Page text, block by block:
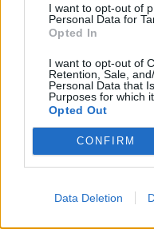
I want to opt-out of
Personal Data for
Opted In
I want to opt-out of
Retention, Sale,
Personal Data that
Purposes for which
Opted Out
CONFIRM
Data Deletion
Ramiems savaitgalio
turistinį dviratį su
važiavimui lygesne
Jei dažniau
nelygia danga,
platesnėmis
tinkamas rėmo dydis
įveikti įkalnes.